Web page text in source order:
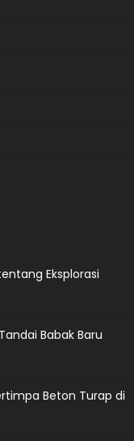
Eksplorasi
Babak Baru
Beton Turap di